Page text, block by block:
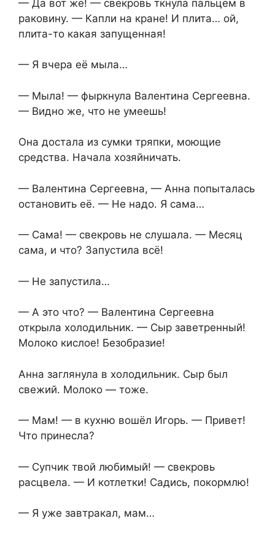
— Да вот же! — свекровь ткнула пальцем в
раковину. — Капли на кране! И плита… ой,
плита-то какая запущенная!
— Я вчера её мыла…
— Мыла! — фыркнула Валентина Сергеевна.
— Видно же, что не умеешь!
Она достала из сумки тряпки, моющие
средства. Начала хозяйничать.
— Валентина Сергеевна, — Анна попыталась
остановить её. — Не надо. Я сама…
— Сама! — свекровь не слушала. — Месяц
сама, и что? Запустила всё!
— Не запустила…
— А это что? — Валентина Сергеевна
открыла холодильник. — Сыр заветренный!
Молоко кислое! Безобразие!
Анна заглянула в холодильник. Сыр был
свежий. Молоко — тоже.
— Мам! — в кухню вошёл Игорь. — Привет!
Что принесла?
— Супчик твой любимый! — свекровь
расцвела. — И котлетки! Садись, покормлю!
— Я уже завтракал, мам…